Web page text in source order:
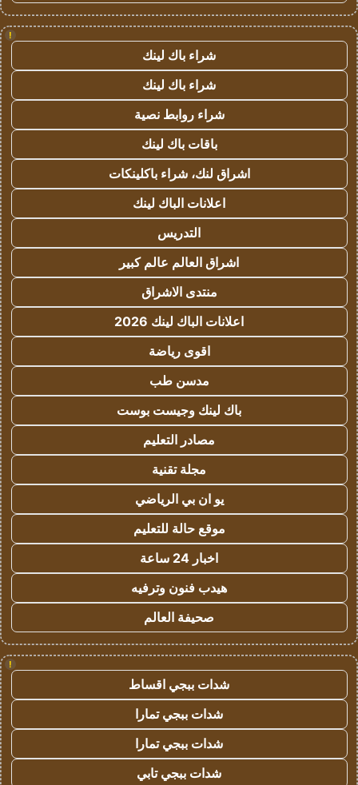
!
شراء باك لينك
شراء باك لينك
شراء روابط نصية
باقات باك لينك
اشراق لنك، شراء باكلينكات
اعلانات الباك لينك
التدريس
اشراق العالم عالم كبير
منتدى الاشراق
اعلانات الباك لينك 2026
اقوى رياضة
مدسن طب
باك لينك وجيست بوست
مصادر التعليم
مجلة تقنية
يو ان بي الرياضي
موقع حالة للتعليم
اخبار 24 ساعة
هيدب فنون وترفيه
صحيفة العالم
!
شدات ببجي اقساط
شدات ببجي تمارا
شدات ببجي تمارا
شدات ببجي تابي